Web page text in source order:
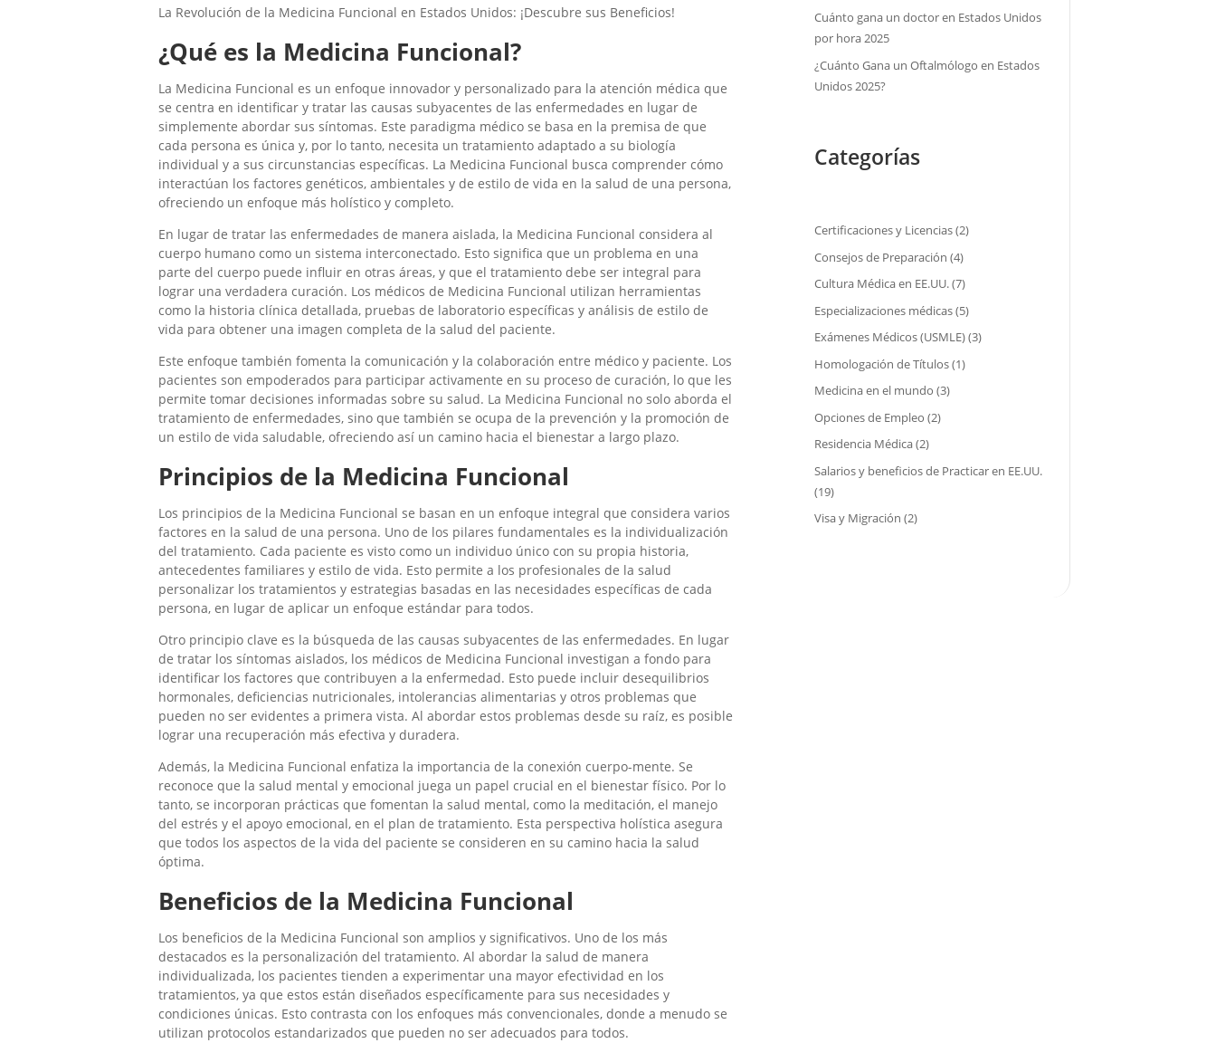
La Revolución de la Medicina Funcional en Estados Unidos: ¡Descubre sus Beneficios!
¿Qué es la Medicina Funcional?
La Medicina Funcional es un enfoque innovador y personalizado para la atención médica que
se centra en identificar y tratar las causas subyacentes de las enfermedades en lugar de
simplemente abordar sus síntomas. Este paradigma médico se basa en la premisa de que
cada persona es única y, por lo tanto, necesita un tratamiento adaptado a su biología
individual y a sus circunstancias específicas. La Medicina Funcional busca comprender cómo
interactúan los factores genéticos, ambientales y de estilo de vida en la salud de una persona,
ofreciendo un enfoque más holístico y completo.
En lugar de tratar las enfermedades de manera aislada, la Medicina Funcional considera al
cuerpo humano como un sistema interconectado. Esto significa que un problema en una
parte del cuerpo puede influir en otras áreas, y que el tratamiento debe ser integral para
lograr una verdadera curación. Los médicos de Medicina Funcional utilizan herramientas
como la historia clínica detallada, pruebas de laboratorio específicas y análisis de estilo de
vida para obtener una imagen completa de la salud del paciente.
Este enfoque también fomenta la comunicación y la colaboración entre médico y paciente. Los
pacientes son empoderados para participar activamente en su proceso de curación, lo que les
permite tomar decisiones informadas sobre su salud. La Medicina Funcional no solo aborda el
tratamiento de enfermedades, sino que también se ocupa de la prevención y la promoción de
un estilo de vida saludable, ofreciendo así un camino hacia el bienestar a largo plazo.
Principios de la Medicina Funcional
Los principios de la Medicina Funcional se basan en un enfoque integral que considera varios
factores en la salud de una persona. Uno de los pilares fundamentales es la individualización
del tratamiento. Cada paciente es visto como un individuo único con su propia historia,
antecedentes familiares y estilo de vida. Esto permite a los profesionales de la salud
personalizar los tratamientos y estrategias basadas en las necesidades específicas de cada
persona, en lugar de aplicar un enfoque estándar para todos.
Otro principio clave es la búsqueda de las causas subyacentes de las enfermedades. En lugar
de tratar los síntomas aislados, los médicos de Medicina Funcional investigan a fondo para
identificar los factores que contribuyen a la enfermedad. Esto puede incluir desequilibrios
hormonales, deficiencias nutricionales, intolerancias alimentarias y otros problemas que
pueden no ser evidentes a primera vista. Al abordar estos problemas desde su raíz, es posible
lograr una recuperación más efectiva y duradera.
Además, la Medicina Funcional enfatiza la importancia de la conexión cuerpo-mente. Se
reconoce que la salud mental y emocional juega un papel crucial en el bienestar físico. Por lo
tanto, se incorporan prácticas que fomentan la salud mental, como la meditación, el manejo
del estrés y el apoyo emocional, en el plan de tratamiento. Esta perspectiva holística asegura
que todos los aspectos de la vida del paciente se consideren en su camino hacia la salud
óptima.
Beneficios de la Medicina Funcional
Los beneficios de la Medicina Funcional son amplios y significativos. Uno de los más
destacados es la personalización del tratamiento. Al abordar la salud de manera
individualizada, los pacientes tienden a experimentar una mayor efectividad en los
tratamientos, ya que estos están diseñados específicamente para sus necesidades y
condiciones únicas. Esto contrasta con los enfoques más convencionales, donde a menudo se
utilizan protocolos estandarizados que pueden no ser adecuados para todos.
Cuánto gana un doctor en Estados Unidos
por hora 2025
¿Cuánto Gana un Oftalmólogo en Estados
Unidos 2025?
Categorías
Certificaciones y Licencias(2)
Consejos de Preparación (4)
Cultura Médica en EE.UU.(7)
Especializaciones médicas(5)
Exámenes Médicos (USMLE)(3)
Homologación de Títulos(1)
Medicina en el mundo (3)
Opciones de Empleo (2)
Residencia Médica(2)
Salarios y beneficios de Practicar en EE.UU.
(19)
Visa y Migración (2)